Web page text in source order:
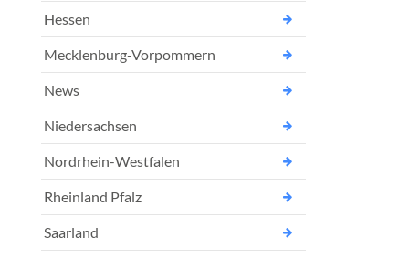
Hessen
Mecklenburg-Vorpommern
News
Niedersachsen
Nordrhein-Westfalen
Rheinland Pfalz
Saarland